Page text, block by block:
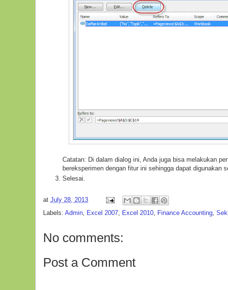
Catatan: Di dalam dialog ini, Anda juga bisa melakukan
bereksperimen dengan fitur ini sehingga dapat digunakan
Selesai.
at July 28, 2013
Labels: Admin, Excel 2007, Excel 2010, Finance Accounting,
No comments:
Post a Comment